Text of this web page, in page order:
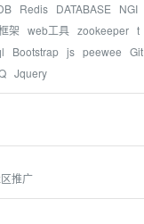
Redis DATABASE
NGI
架 web工具 zookeeper t
Bootstrap js peewee Git
Jquery
推广